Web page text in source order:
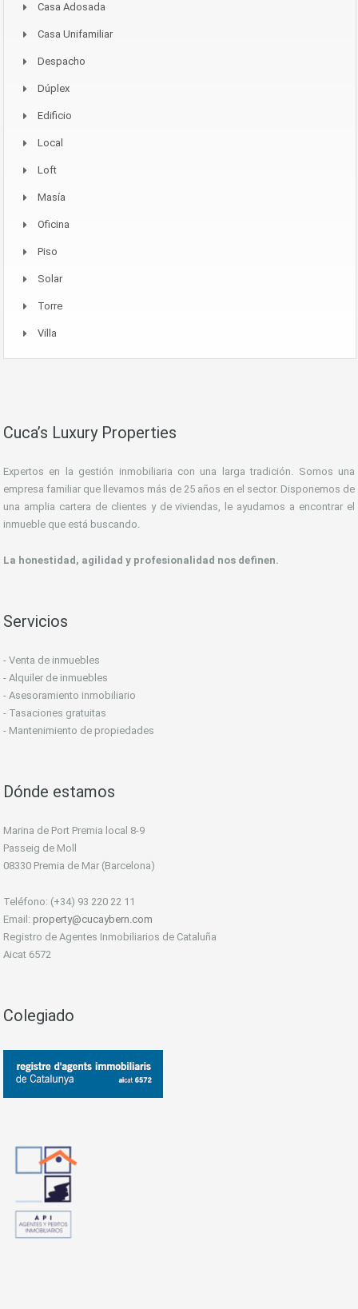
Casa Adosada
Casa Unifamiliar
Despacho
Dúplex
Edificio
Local
Loft
Masía
Oficina
Piso
Solar
Torre
Villa
Cuca’s Luxury Properties
Expertos en la gestión inmobiliaria con una larga tradición. Somos una
empresa familiar que llevamos más de 25 años en el sector. Disponemos de
una amplia cartera de clientes y de viviendas, le ayudamos a encontrar el
inmueble que está buscando.
La honestidad, agilidad y profesionalidad nos definen.
Servicios
- Venta de inmuebles
- Alquiler de inmuebles
- Asesoramiento inmobiliario
- Tasaciones gratuitas
- Mantenimiento de propiedades
Dónde estamos
Marina de Port Premia local 8-9
Passeig de Moll
08330 Premia de Mar (Barcelona)
Teléfono: (+34) 93 220 22 11
Email: property@cucaybern.com
Registro de Agentes Inmobiliarios de Cataluña
Aicat 6572
Colegiado